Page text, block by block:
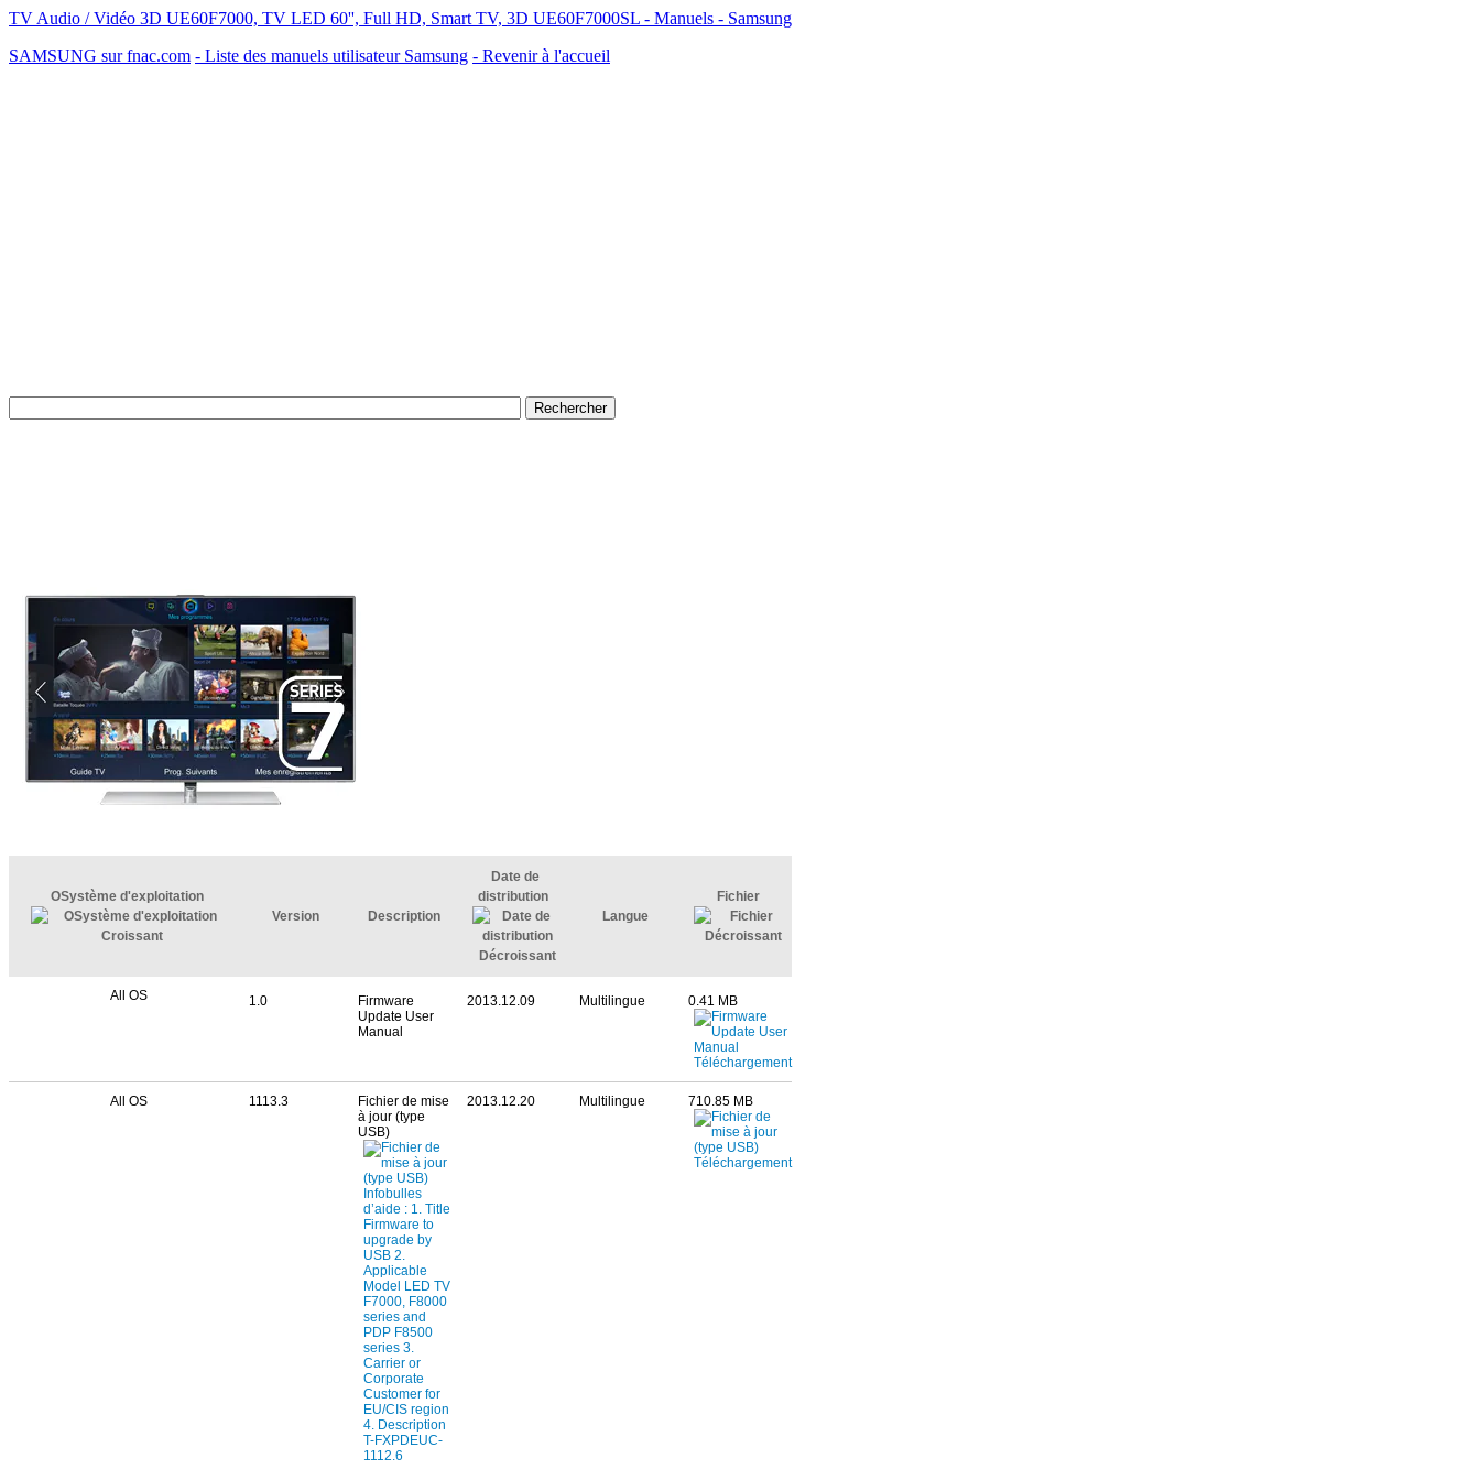
TV Audio / Vidéo 3D UE60F7000, TV LED 60'', Full HD, Smart TV, 3D UE60F7000SL - Manuels - Samsung
SAMSUNG sur fnac.com - Liste des manuels utilisateur Samsung - Revenir à l'accueil
OSystème d'exploitation
Version
Description
Date de
distribution
Langue
Fichier
All OS 1.0
Firmware
Update User
Manual
2013.12.09 Multilingue 0.41 MB
All OS 1113.3
Fichier de mise
à jour (type
USB)
2013.12.20 Multilingue 710.85 MB